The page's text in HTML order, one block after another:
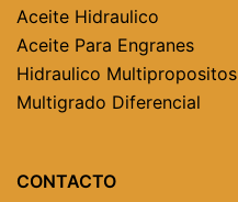
Aceite Hidraulico
Aceite Para Engranes
Hidraulico Multipropositos
Multigrado Diferencial
CONTACTO